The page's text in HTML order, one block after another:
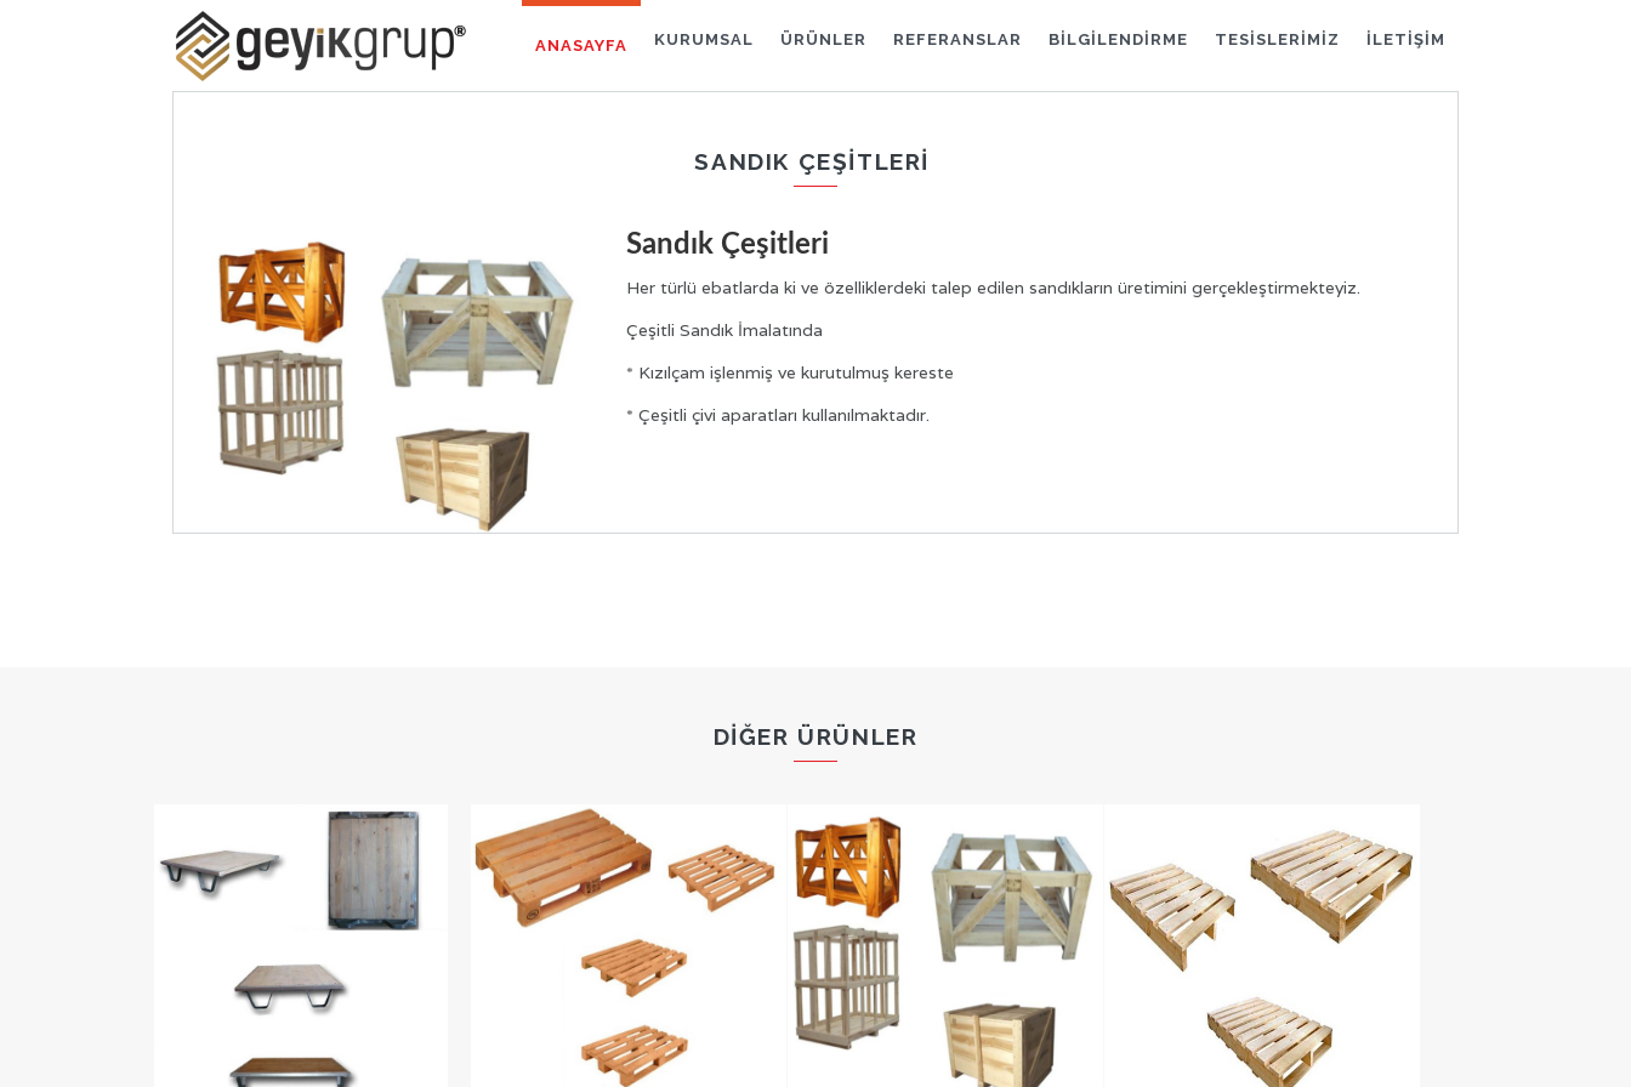
ANASAYFA KURUMSAL ÜRÜNLER REFERANSLAR BİLGİLENDİRME TESİSLERİMİZ İLETİŞİM
SANDIK ÇEŞITLERI
Sandık Çeşitleri
Her türlü ebatlarda ki ve özelliklerdeki talep edilen sandıkların üretimini gerçekleştirmekteyiz.
Çeşitli Sandık İmalatında
* Kızılçam işlenmiş ve kurutulmuş kereste
* Çeşitli çivi aparatları kullanılmaktadır.
DIĞER ÜRÜNLER